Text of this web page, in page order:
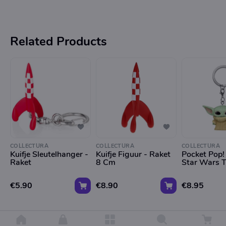
Related Products
COLLECTURA
Kuifje Sleutelhanger -
Raket
€5.90
COLLECTURA
Kuifje Figuur - Raket
8 Cm
€8.90
COLLECTURA
Pocket
Star Wars
€8.95